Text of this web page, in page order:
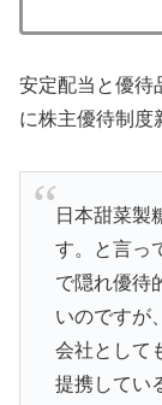
安定配当と優待
に株主優待制度
日本甜菜製
す。と言っ
で隠れ優待
いのですが
会社として
提携してい